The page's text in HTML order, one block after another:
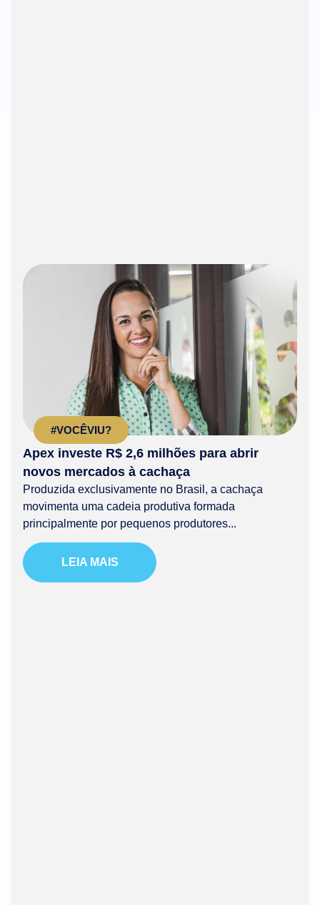
#VOCÊVIU?
Apex investe R$ 2,6 milhões para abrir
novos mercados à cachaça
Produzida exclusivamente no Brasil, a cachaça
movimenta uma cadeia produtiva formada
principalmente por pequenos produtores...
LEIA MAIS